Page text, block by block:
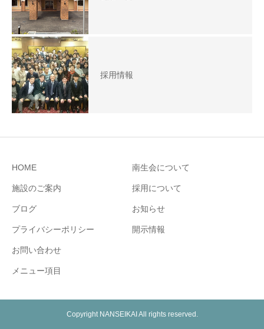
採用情報
HOME 南生会について
施設のご案内 採用について
ブログ お知らせ
プライバシーポリシー 開示情報
お問い合わせ
メニュー項目
Copyright NANSEIKAI All rights reserved.